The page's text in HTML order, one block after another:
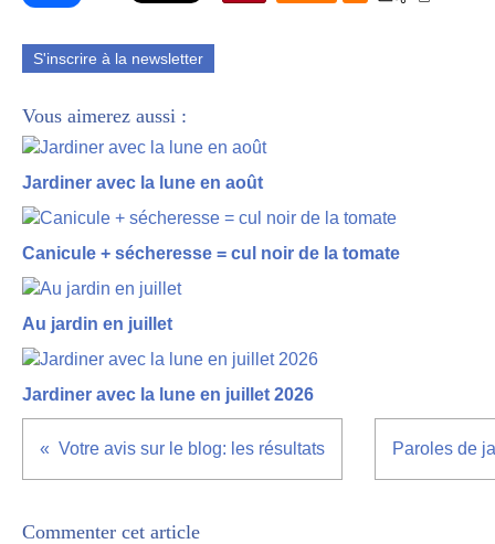
S'inscrire à la newsletter
Vous aimerez aussi :
Jardiner avec la lune en août
Canicule + sécheresse = cul noir de la tomate
Au jardin en juillet
Jardiner avec la lune en juillet 2026
Votre avis sur le blog: les résultats Paroles de
Commenter cet article